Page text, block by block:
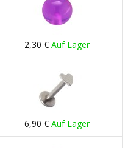
2,30 € Auf Lager
6,90 € Auf Lager